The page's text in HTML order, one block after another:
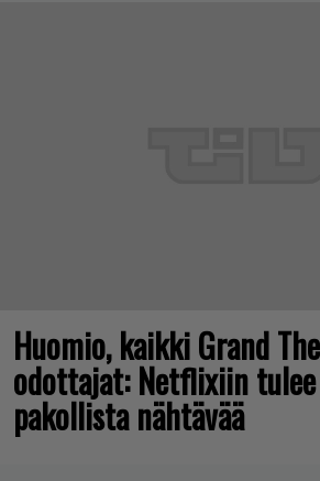
Huomio, kaikki Grand
odottajat: Netflixiin
pakollista nähtävää